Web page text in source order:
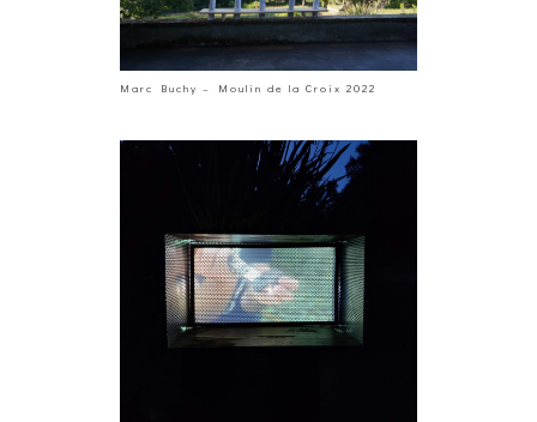
Marc Buchy – Moulin de la Croix 2022